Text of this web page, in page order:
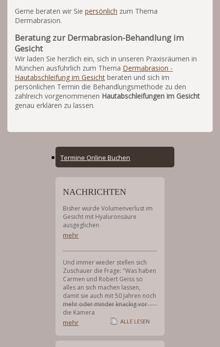
Online
Menu
Termine Online Buchen
NACHRICHTEN
Bisher wurde Volumenverlust im
Gesicht mit Hyaluronsäure
ausgeglichen
mehr
Und immer wieder stellen sich
Zuschauer die Frage: "Was haben
Carmen und Robert Geiss so
alles an sich machen lassen,
damit sie auch mit 50 Jahren noch
mehr oder minder knackig vor
die Kamera
mehr ALLE LESEN
Gerne beraten wir Sie persönlich zum Thema
Dermabrasion.
Beratung zur Dermabrasion-Behandlung im
Gesicht
Wir laden Sie herzlich ein, sich in unseren Praxisräumen in
München ausführlich zum Thema Dermabrasion -
Hautabschleifung im Gesicht beraten und sich im
persönlichen Termin die Behandlungsmethode zu den
zahlreich vorgenommenen Hautabschleifungen im Gesicht
genau erklären zu lassen.